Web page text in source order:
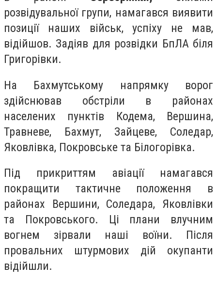
розвідувальної групи, намагався виявити
позиції наших військ, успіху не мав,
відійшов. Задіяв для розвідки БпЛА біля
Григорівки.
На Бахмутському напрямку ворог
здійснював обстріли в районах
населених пунктів Кодема, Вершина,
Травневе, Бахмут, Зайцеве, Соледар,
Яковлівка, Покровське та Білогорівка.
Під прикриттям авіації намагався
покращити тактичне положення в
районах Вершини, Соледара, Яковлівки
та Покровського. Ці плани влучним
вогнем зірвали наші воїни. Після
провальних штурмових дій окупанти
відійшли.